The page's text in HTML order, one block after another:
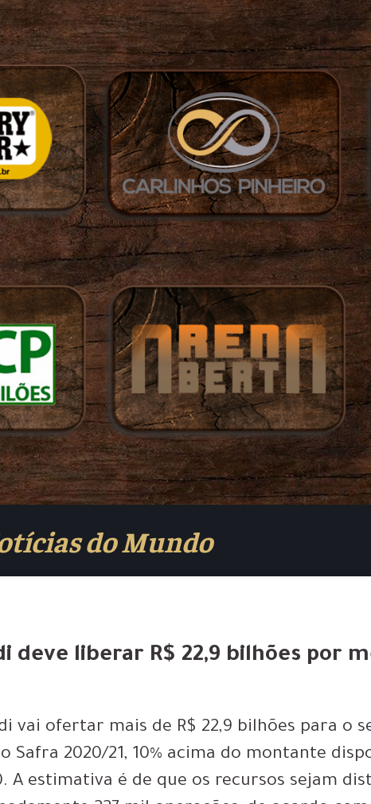
do Mundo
deve liberar R$ 22,9 bilhões por
vai ofertar mais de R$ 22,9 bilhões para o
Safra 2020/21, 10% acima do montante
A estimativa é de que os recursos sejam